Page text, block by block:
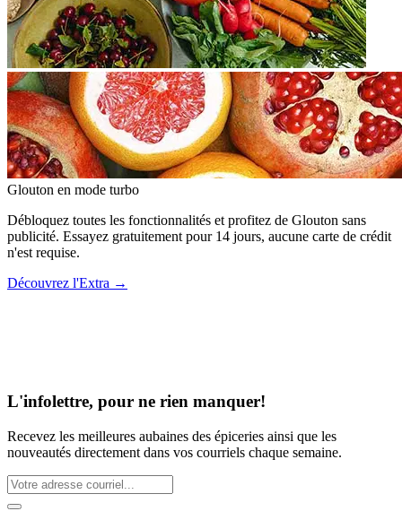
Glouton en mode turbo
Débloquez toutes les fonctionnalités et profitez de Glouton sans
publicité. Essayez gratuitement pour 14 jours, aucune carte de crédit
n'est requise.
Découvrez l'Extra →
L'infolettre, pour ne rien manquer!
Recevez les meilleures aubaines des épiceries ainsi que les
nouveautés directement dans vos courriels chaque semaine.